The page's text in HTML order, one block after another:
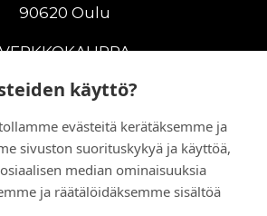
käyttö?
evästeitä kerätäksemme ja
sivuston suorituskykyä ja käyttöä,
median ominaisuuksia
ja räätälöidäksemme sisältöä
90620 Oulu
Vuokrakoneet
Kampanjat
Vaihtokoneet